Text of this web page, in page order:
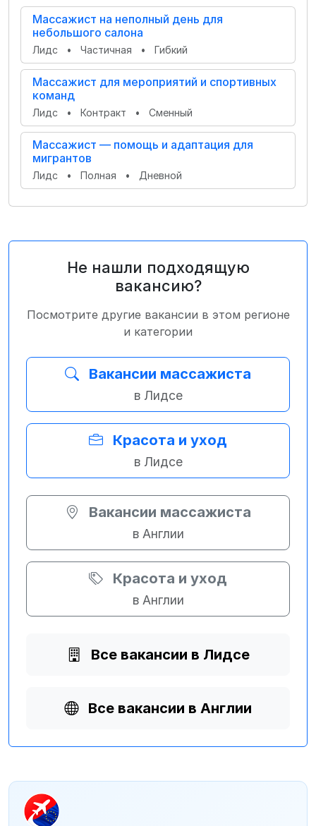
Массажист на неполный день для
небольшого салона
Лидс • Частичная • Гибкий
Массажист для мероприятий и спортивных
команд
Лидс • Контракт • Сменный
Массажист — помощь и адаптация для
мигрантов
Лидс • Полная • Дневной
Не нашли подходящую
вакансию?
Посмотрите другие вакансии в этом регионе
и категории
Вакансии массажиста
в Лидсе
Красота и уход
в Лидсе
Вакансии массажиста
в Англии
Красота и уход
в Англии
Все вакансии в Лидсе
Все вакансии в Англии